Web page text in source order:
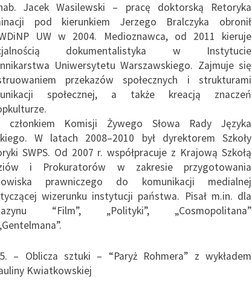
Jacek Wasilewski – pracę doktorską Retoryka
pod kierunkiem Jerzego Bralczyka obronił
UW w 2004. Medioznawca, od 2011 kieruje
dokumentalistyka w Instytucie
Uniwersytetu Warszawskiego. Zajmuje się
przekazów społecznych i strukturami
społecznej, a także kreacją znaczeń
członkiem Komisji Żywego Słowa Rady Języka
W latach 2008–2010 był dyrektorem Szkoły
SWPS. Od 2007 r. współpracuje z Krajową Szkołą
i Prokuratorów w zakresie przygotowania
prawniczego do komunikacji medialnej
wizerunku instytucji państwa. Pisał m.in. dla
“Film”, „Polityki”, „Cosmopolitana”
– Oblicza sztuki – “Paryż Rohmera” z wykładem
Kwiatkowskiej